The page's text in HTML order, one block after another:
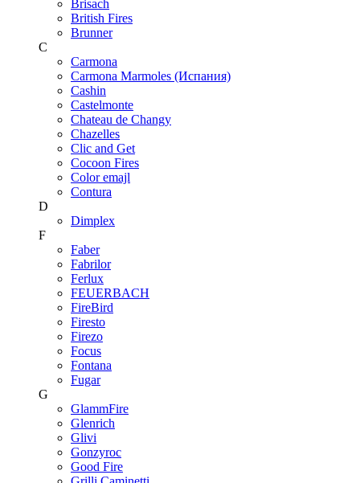
Brisach
British Fires
Brunner
C
Carmona
Carmona Marmoles (Испания)
Cashin
Castelmonte
Chateau de Changy
Chazelles
Clic and Get
Cocoon Fires
Color emajl
Contura
D
Dimplex
F
Faber
Fabrilor
Ferlux
FEUERBACH
FireBird
Firesto
Firezo
Focus
Fontana
Fugar
G
GlammFire
Glenrich
Glivi
Gonzyroc
Good Fire